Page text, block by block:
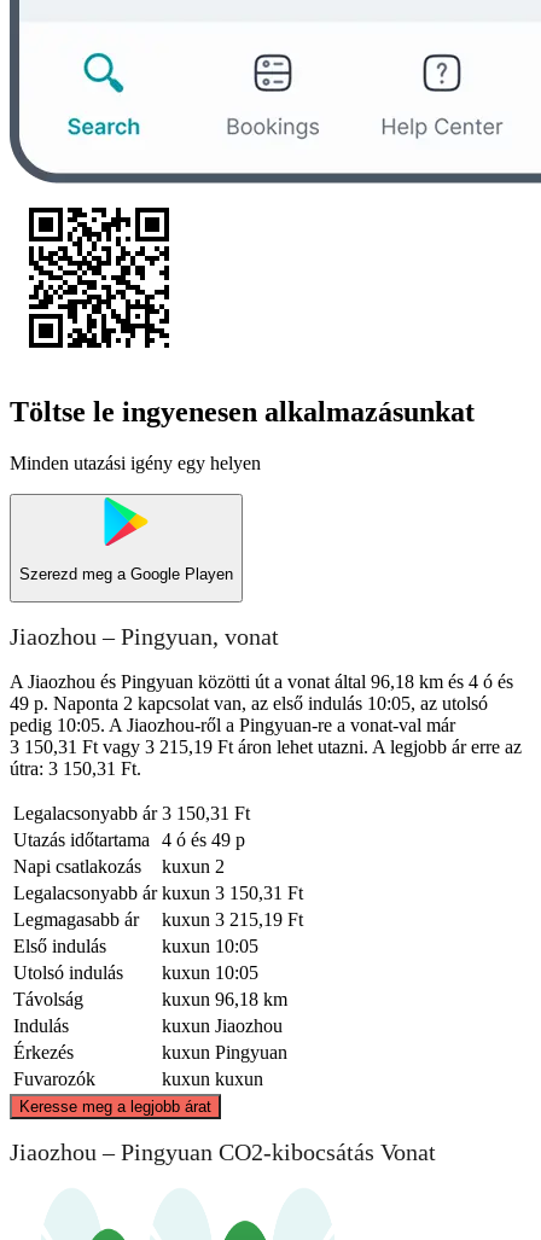
Töltse le ingyenesen alkalmazásunkat
Minden utazási igény egy helyen
Szerezd meg a Google Playen
Jiaozhou – Pingyuan, vonat
A Jiaozhou és Pingyuan közötti út a vonat által 96,18 km és 4 ó és
49 p. Naponta 2 kapcsolat van, az első indulás 10:05, az utolsó
pedig 10:05. A Jiaozhou-ről a Pingyuan-re a vonat-val már
3 150,31 Ft vagy 3 215,19 Ft áron lehet utazni. A legjobb ár erre az
útra: 3 150,31 Ft.
Legalacsonyabb ár 3 150,31 Ft
Utazás időtartama
4 ó és 49 p
Napi csatlakozás
kuxun 2
Legalacsonyabb ár kuxun 3 150,31 Ft
Legmagasabb ár
kuxun 3 215,19 Ft
Első indulás
kuxun 10:05
Utolsó indulás
kuxun 10:05
Távolság
kuxun 96,18 km
Indulás
kuxun Jiaozhou
Érkezés
kuxun Pingyuan
Fuvarozók
kuxun kuxun
Keresse meg a legjobb árat
Jiaozhou – Pingyuan CO2-kibocsátás Vonat